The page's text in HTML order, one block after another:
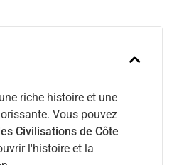
riche histoire et une
Vous pouvez
Civilisations de Côte
l'histoire et la